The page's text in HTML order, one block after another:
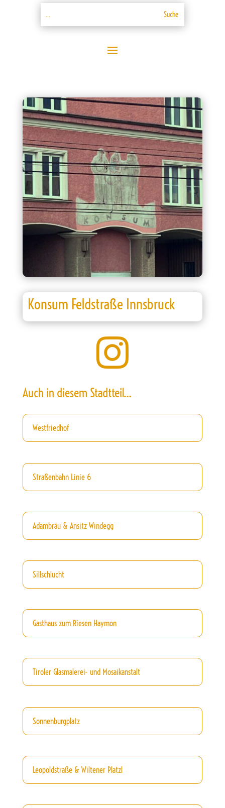
Konsum Feldstraße Innsbruck

Auch in diesem Stadtteil…
Westfriedhof
Straßenbahn Linie 6
Adambräu & Ansitz Windegg
Sillschlucht
Gasthaus zum Riesen Haymon
Tiroler Glasmalerei- und Mosaikanstalt
Sonnenburgplatz
Leopoldstraße & Wiltener Platzl